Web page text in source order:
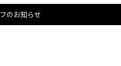
のお知らせ